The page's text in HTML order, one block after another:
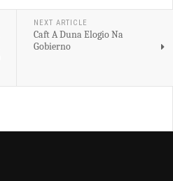
NEXT ARTICLE
Caft A Duna Elogio Na
Gobierno